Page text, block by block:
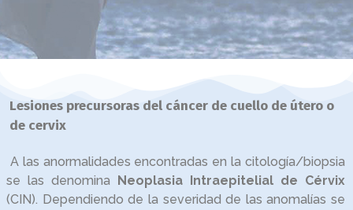
Lesiones precursoras del cáncer de cuello de útero o
de cervix
A las anormalidades encontradas en la citología/biopsia
se las denomina Neoplasia Intraepitelial de Cérvix
(CIN). Dependiendo de la severidad de las anomalías se